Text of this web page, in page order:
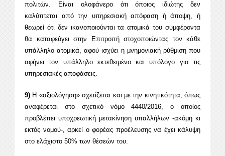
πολιτών. Είναι ολοφάνερο ότι όποιος ιδιώτης δεν
καλύπτεται από την υπηρεσιακή απόφαση ή άποψη, ή
θεωρεί ότι δεν ικανοποιούνται τα ατομικά του συμφέροντα
θα καταφεύγει στην Επιτροπή στοχοποιώντας τον κάθε
υπάλληλο ατομικά, αφού ισχύει η μνημονιακή ρύθμιση που
αφήνει τον υπάλληλο εκτεθειμένο και υπόλογο για τις
υπηρεσιακές αποφάσεις.
9) Η «αξιολόγηση» σχετίζεται και με την κινητικότητα, όπως
αναφέρεται στο σχετικό νόμο 4440/2016, ο οποίος
προβλέπει υποχρεωτική μετακίνηση υπαλλήλων -ακόμη κι
εκτός νομού-, αρκεί ο φορέας προέλευσης να έχει κάλυψη
στο ελάχιστο 50% των θέσεών του.